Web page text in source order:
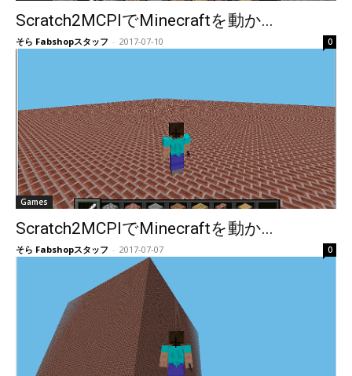
Scratch2MCPIでMinecraftを動か...
そら Fabshopスタッフ - 2017-07-10 0
Games
Scratch2MCPIでMinecraftを動か...
そら Fabshopスタッフ - 2017-07-07 0